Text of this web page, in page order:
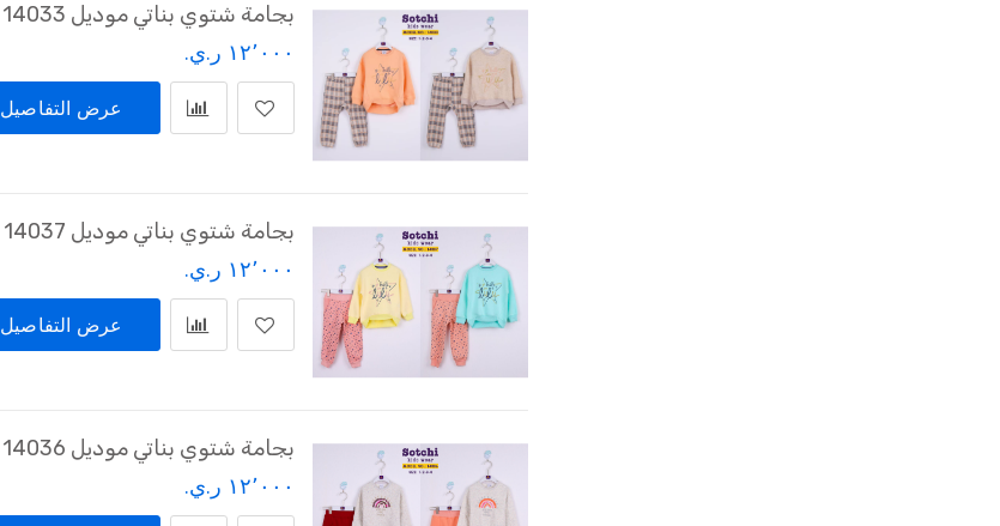
بجامة شتوي بناتي موديل 14033
١٢٬٠٠٠ ر.ي.‏
عرض التفاصيل
بجامة شتوي بناتي موديل 14037
١٢٬٠٠٠ ر.ي.‏
عرض التفاصيل
بجامة شتوي بناتي موديل 14036
١٢٬٠٠٠ ر.ي.‏